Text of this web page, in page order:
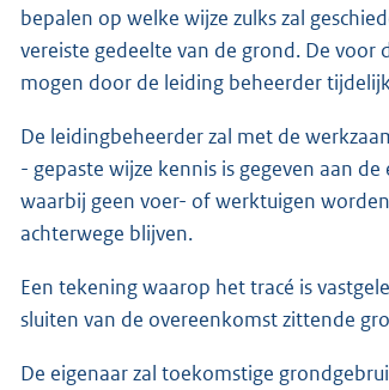
bepalen op welke wijze zulks zal
vereiste gedeelte van de grond. De
mogen door de leiding beheerder
De leidingbeheerder zal met de
- gepaste wijze kennis is gegeven aan
waarbij geen voer- of werktuigen
achterwege blijven.
Een tekening waarop het tracé is
sluiten van de overeenkomst zittende
De eigenaar zal toekomstige